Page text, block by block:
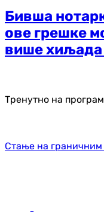
Бивша
ове грешке
више хиљада
Тренутно на
Стање на граничним